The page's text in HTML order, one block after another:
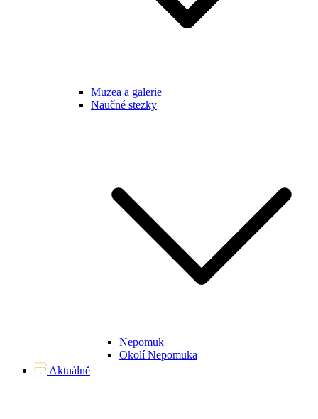
Muzea a galerie
Naučné stezky
Nepomuk
Okolí Nepomuka
Aktuálně